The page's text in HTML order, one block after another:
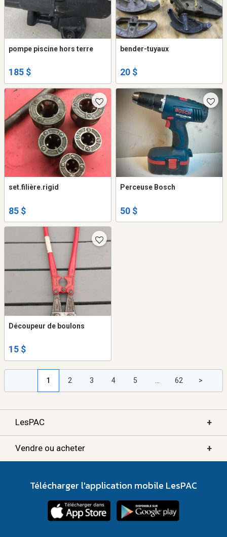
pompe piscine hors terre
185 $
bender-tuyaux
20 $
set.filière.rigid
85 $
Perceuse Bosch
50 $
Découpeur de boulons
15 $
1 2 3 4 5 ... 62 >
LesPAC +
Vendre ou acheter +
Télécharger l'application mobile LesPAC